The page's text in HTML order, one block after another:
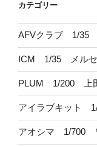
カテゴリー
AFVクラブ 1/35
ICM 1/35 メルセ
PLUM 1/200 上
アイラブキット
アオシマ 1/700